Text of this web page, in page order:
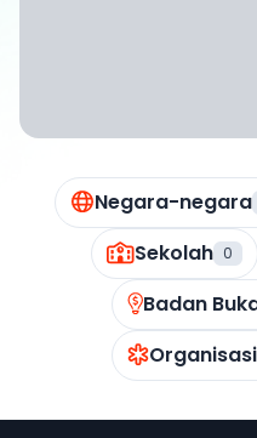
Negara-negara
Sekolah 0
Badan